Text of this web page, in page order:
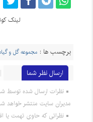
لینک
برچسب ها : مجموعه گل و
ارسال نظر شما
نظرات ارسال شده توسط
مدیران سایت منتشر خواهد
نظراتی که حاوی تهمت یا